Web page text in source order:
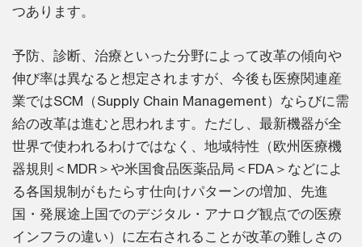
つあります。
予防、診断、治療といった分野によって改革の傾向や
伸び率は異なると想定されますが、今後も医療関連産
業ではSCM（Supply Chain Management）ならびに需
給の改革は進むと思われます。ただし、最新機器が全
世界で使われるわけではなく、地域特性（欧州医療機
器規則＜MDR＞や米国食品医薬品局＜FDA＞などによ
る各国規制がもたらす仕向けパターンの増加、先進
国・発展途上国でのデジタル・アナログ観点での医療
インフラの違い）に左右されることが改革の難しさの